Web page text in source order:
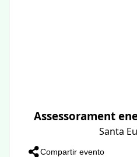
Assessorament
Santa
Compartir evento